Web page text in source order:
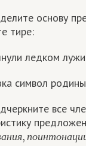
основу
тире:
ледком
символ
все
а н ия п о инт она ц и
вания, поинтонац